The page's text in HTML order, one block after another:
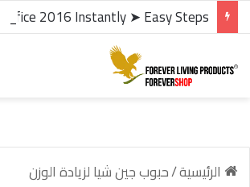
الرئيسية/حبوب جين شيا لزيادة الوزن